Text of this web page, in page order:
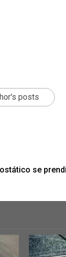
posts
se